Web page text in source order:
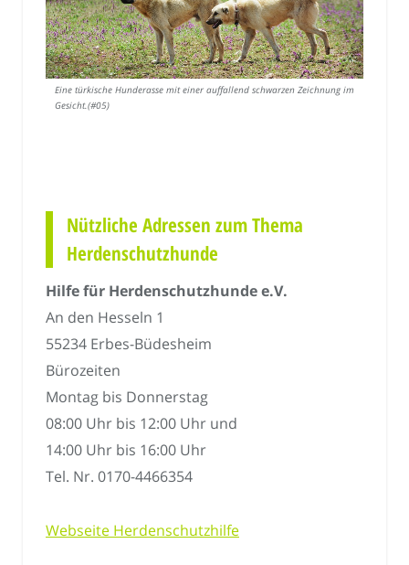
Eine türkische Hunderasse mit einer auffallend schwarzen Zeichnung im
Gesicht.(#05)
Nützliche Adressen zum Thema
Herdenschutzhunde
Hilfe für Herdenschutzhunde e.V.
An den Hesseln 1
55234 Erbes-Büdesheim
Bürozeiten
Montag bis Donnerstag
08:00 Uhr bis 12:00 Uhr und
14:00 Uhr bis 16:00 Uhr
Tel. Nr. 0170-4466354
Webseite Herdenschutzhilfe